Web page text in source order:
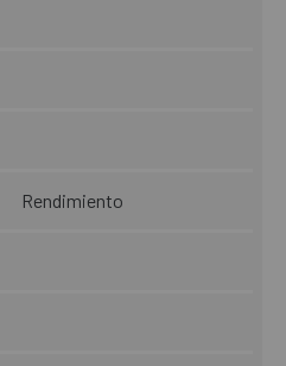
Rendimiento